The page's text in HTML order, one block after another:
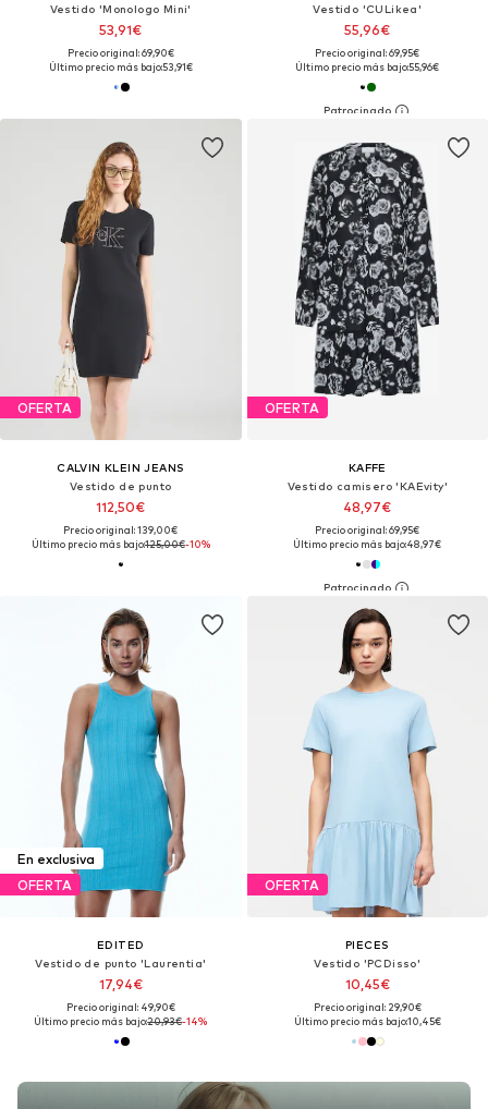
Vestido 'Monologo Mini'
53,91€
Precio original: 69,90€
Último precio más bajo:53,91€
Vestido 'CULikea'
55,96€
Precio original: 69,95€
Último precio más bajo:55,96€
OFERTA
CALVIN KLEIN JEANS
Vestido de punto
112,50€
Precio original: 139,00€
Último precio más bajo:125,00€-10%
OFERTA
KAFFE
Vestido camisero 'KAEvity'
48,97€
Precio original: 69,95€
Último precio más bajo:48,97€
En exclusiva
OFERTA
EDITED
Vestido de punto 'Laurentia'
17,94€
Precio original: 49,90€
Último precio más bajo:20,93€-14%
OFERTA
PIECES
Vestido 'PCDisso'
10,45€
Precio original: 29,90€
Último precio más bajo:10,45€